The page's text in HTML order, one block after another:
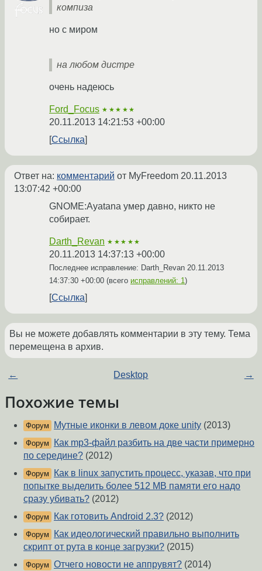
компиза
но с миром
на любом дистре
очень надеюсь
Ford_Focus ★★★★★
20.11.2013 14:21:53 +00:00
Ссылка
Ответ на: комментарий от MyFreedom 20.11.2013
13:07:42 +00:00
GNOME:Ayatana умер давно, никто не
собирает.
Darth_Revan ★★★★★
20.11.2013 14:37:13 +00:00
Последнее исправление: Darth_Revan 20.11.2013
14:37:30 +00:00 (всего исправлений: 1 )
Ссылка
Вы не можете добавлять комментарии в эту тему. Тема
перемещена в архив.
← Desktop →
Похожие темы
Форум Мутные иконки в левом доке unity (2013)
Форум
Как mp3-файл разбить на две части примерно
по середине? (2012)
Форум
Как в linux запустить процесс, указав, что при
попытке выделить более 512 MB памяти его надо
сразу убивать? (2012)
Форум Как готовить Android 2.3? (2012)
Форум
Как идеологический правильно выполнить
скрипт от рута в конце загрузки? (2015)
Форум Отчего новости не аппрувят? (2014)